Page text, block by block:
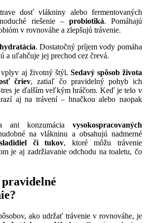
dosť vlákniny alebo fermentovaných
riešenie – probiotiká. Pomáhajú
v rovnováhe a zlepšujú trávenie.
. Dostatočný príjem vody pomáha
a uľahčuje jej prechod cez črevá.
aj životný štýl. Sedavý spôsob života
čriev, zatiaľ čo pravidelný pohyb ich
je ďalším veľkým hráčom. Keď je telo v
aj na trávení – hnačkou alebo naopak
ani konzumácia vysokospracovaných
na vlákninu a obsahujú nadmerné
či tukov, ktoré môžu trávenie
je aj zadržiavanie odchodu na toaletu, čo
ako udržať trávenie v rovnováhe, je